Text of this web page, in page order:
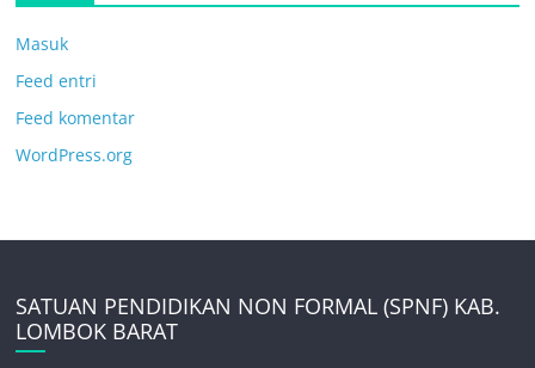
Masuk
Feed entri
Feed komentar
WordPress.org
SATUAN PENDIDIKAN NON FORMAL (SPNF) KAB.
LOMBOK BARAT